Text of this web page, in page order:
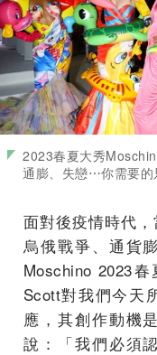
2023春夏大秀
通膨、失戀⋯你需要的
面對後疫情時代
烏俄戰爭、通貨
Moschino 2023
Scott對我們今天
應，其創作動機
說：「我們必須